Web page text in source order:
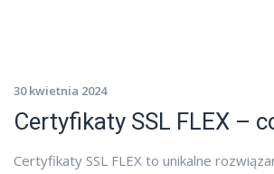
30 kwietnia 2024
Certyfikaty SSL FLEX –
Certyfikaty SSL FLEX to unikalne